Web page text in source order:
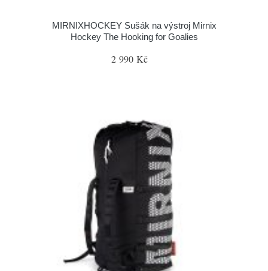
MIRNIXHOCKEY Sušák na výstroj Mirnix
Hockey The Hooking for Goalies
2 990 Kč